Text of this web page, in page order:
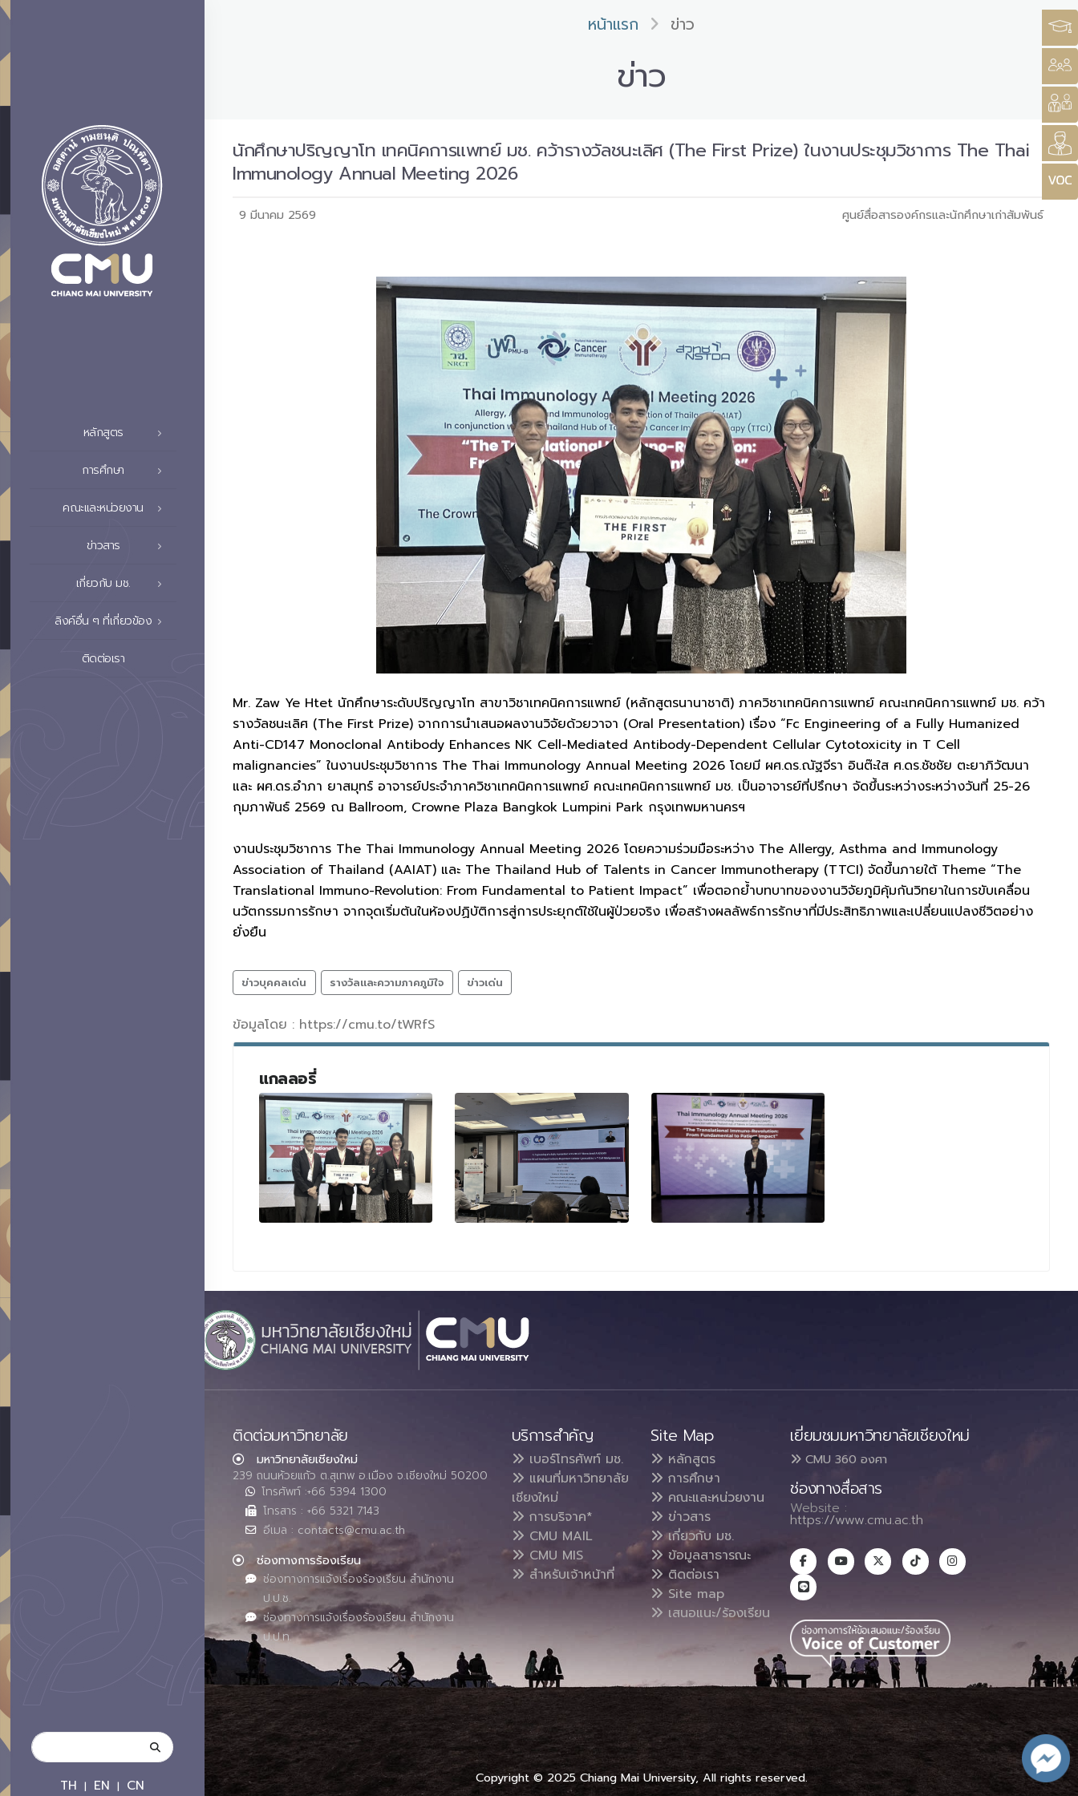
หลักสูตร
การศึกษา
คณะและหน่วยงาน
ข่าวสาร
เกี่ยวกับ มช.
ลิงค์อื่น ๆ ที่เกี่ยวข้อง
ติดต่อเรา
TH | EN | CN
หน้าแรก ข่าว
ข่าว
นักศึกษาปริญญาโท เทคนิคการแพทย์ มช. คว้ารางวัลชนะเลิศ (The First Prize) ในงานประชุมวิชาการ The Thai
Immunology Annual Meeting 2026
9 มีนาคม 2569 ศูนย์สื่อสารองค์กรและนักศึกษาเก่าสัมพันธ์
Mr. Zaw Ye Htet นักศึกษาระดับปริญญาโท สาขาวิชาเทคนิคการแพทย์ (หลักสูตรนานาชาติ) ภาควิชาเทคนิคการแพทย์ คณะเทคนิคการแพทย์ มช. คว้า
รางวัลชนะเลิศ (The First Prize) จากการนำเสนอผลงานวิจัยด้วยวาจา (Oral Presentation) เรื่อง “Fc Engineering of a Fully Humanized
Anti-CD147 Monoclonal Antibody Enhances NK Cell-Mediated Antibody-Dependent Cellular Cytotoxicity in T Cell
malignancies” ในงานประชุมวิชาการ The Thai Immunology Annual Meeting 2026 โดยมี ผศ.ดร.ณัฐจีรา อินต๊ะใส ศ.ดร.ชัชชัย ตะยาภิวัฒนา
และ ผศ.ดร.อำภา ยาสมุทร์ อาจารย์ประจำภาควิชาเทคนิคการแพทย์ คณะเทคนิคการแพทย์ มช. เป็นอาจารย์ที่ปรึกษา จัดขึ้นระหว่างระหว่างวันที่ 25-26
กุมภาพันธ์ 2569 ณ Ballroom, Crowne Plaza Bangkok Lumpini Park กรุงเทพมหานครฯ
งานประชุมวิชาการ The Thai Immunology Annual Meeting 2026 โดยความร่วมมือระหว่าง The Allergy, Asthma and Immunology
Association of Thailand (AAIAT) และ The Thailand Hub of Talents in Cancer Immunotherapy (TTCI) จัดขึ้นภายใต้ Theme “The
Translational Immuno-Revolution: From Fundamental to Patient Impact” เพื่อตอกย้ำบทบาทของงานวิจัยภูมิคุ้มกันวิทยาในการขับเคลื่อน
นวัตกรรมการรักษา จากจุดเริ่มต้นในห้องปฏิบัติการสู่การประยุกต์ใช้ในผู้ป่วยจริง เพื่อสร้างผลลัพธ์การรักษาที่มีประสิทธิภาพและเปลี่ยนแปลงชีวิตอย่าง
ยั่งยืน
ข่าวบุคคลเด่น รางวัลและความภาคภูมิใจ ข่าวเด่น
ข้อมูลโดย : https://cmu.to/tWRfS
แกลลอรี่
ติดต่อมหาวิทยาลัย
มหาวิทยาลัยเชียงใหม่
239 ถนนห้วยแก้ว ต.สุเทพ อ.เมือง จ.เชียงใหม่ 50200
โทรศัพท์ :+66 5394 1300
โทรสาร : +66 5321 7143
อีเมล : contacts@cmu.ac.th
ช่องทางการร้องเรียน
ช่องทางการแจ้งเรื่องร้องเรียน สำนักงาน
ป.ป.ช.
ช่องทางการแจ้งเรื่องร้องเรียน สำนักงาน
ป.ป.ท.
บริการสำคัญ
เบอร์โทรศัพท์ มช.
แผนที่มหาวิทยาลัย
เชียงใหม่
การบริจาค*
CMU MAIL
CMU MIS
สำหรับเจ้าหน้าที่
Site Map
หลักสูตร
การศึกษา
คณะและหน่วยงาน
ข่าวสาร
เกี่ยวกับ มช.
ข้อมูลสาธารณะ
ติดต่อเรา
Site map
เสนอแนะ/ร้องเรียน
เยี่ยมชมมหาวิทยาลัยเชียงใหม่
CMU 360 องศา
ช่องทางสื่อสาร
Website :
https://www.cmu.ac.th
Copyright © 2025 Chiang Mai University, All rights reserved.